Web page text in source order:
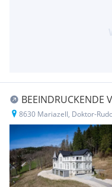
BEEINDRUCKENDE
8630 Mariazell, Doktor-